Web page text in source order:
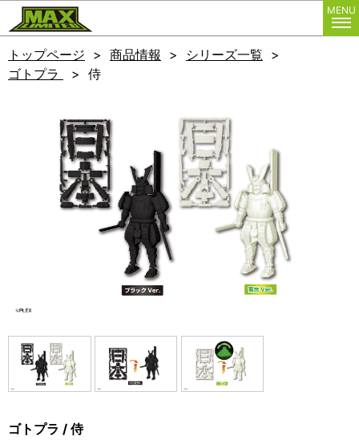
MENU
株式会社マックスリミテッド
トップページ 商品情報
シリーズ一覧
ゴトプラ
侍
ゴトプラ / 侍